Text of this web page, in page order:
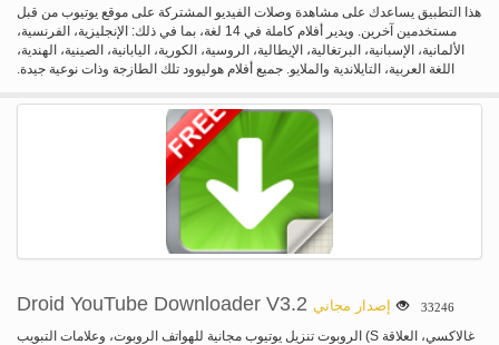
بما في ذلك أجهزة الكمبيوتر المحمولة وأقراص حدد والأجهزة النقالة. أيضا تعيين تمرير
سلسلة ® تلقائياً إرسال الحلقات الجديدة لعروض التعليم المهني العالي للرصد الخاصة
بك المفضلة لديك. • مع HBO الذهاب، مشاهدة حلقات جديدة من برامجك المفضلة
وضرب أفلام في وقت واحد كما أنها بريمير على التعليم المهني العالي. التعليم المهني
الحد الأدنى للعرض على الأجهزة النقالة. قد تنطبق بعض القيود للأجهزة النقالة. © 2011
الرئيسية مكتب مربع، شركة جميع الحقوق محفوظة. التعليم المهني العالي ® والقنوات
المتصلة بها وعلامات الخدمة هي ملك لشباك المنزل، وشركة
هذا التطبيق يساعدك على مشاهدة وصلات الفيديو المشتركة على موقع يوتيوب من قبل
مستخدمين آخرين. ويدير أفلام كاملة في 14 لغة، بما في ذلك: الإنجليزية، الفرنسية،
الألمانية، الإسبانية، البرتغالية، الإيطالية، الروسية، الكورية، اليابانية، الصينية، الهندية،
اللغة العربية، التايلاندية والملايو. جميع أفلام هوليوود تلك الطازجة وذات نوعية جيدة.
الخيال، التاريخ، الغموض، الدراما، الإثارة، المسرحيات الموسيقية، عمل أفلام.. الآن!
تنويه: كل الأفلام من موقع يوتيوب. ونحن لا المضيف/أي وسائل الإعلام الموارد الخاصة.
الرجاء الإبلاغ على يوتيوب أو مراسلتنا لأي قضايا حقوق التأليف والنشر. الأمل سيكون
لديك وقت كبير مع هذا التطبيق.
Droid YouTube Downloader V3.2 إصدار مجاني 33246
الروبوت تنزيل يوتيوب مجانية للهواتف الروبوت، وعلامات التبويب (S غالاكسي، العلاقة